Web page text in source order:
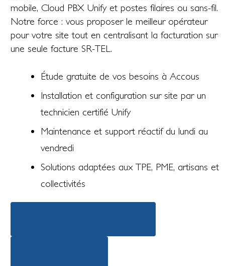
mobile, Cloud PBX Unify et postes filaires ou sans-fil.
Notre force : vous proposer le meilleur opérateur
pour votre site tout en centralisant la facturation sur
une seule facture SR-TEL.
Étude gratuite de vos besoins à Accous
Installation et configuration sur site par un
technicien certifié Unify
Maintenance et support réactif du lundi au
vendredi
Solutions adaptées aux TPE, PME, artisans et
collectivités